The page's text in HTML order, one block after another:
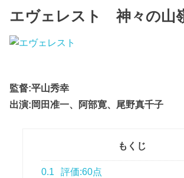
エヴェレスト 神々の山
監督:平山秀幸
出演:岡田准一、阿部寛、尾野真千子
もくじ
0.1 評価:60点